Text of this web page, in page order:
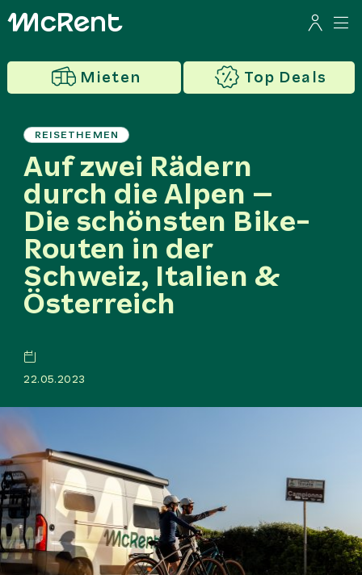
Mieten Top Deals
REISETHEMEN
Auf zwei Rädern
durch die Alpen –
Die schönsten Bike-
Routen in der
Schweiz, Italien &
Österreich
22.05.2023